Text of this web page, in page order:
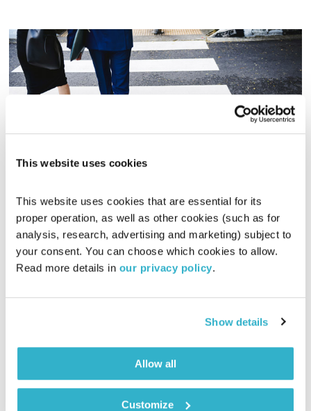
This website uses cookies
This website uses cookies that are essential for its
proper operation, as well as other cookies (such as for
analysis, research, advertising and marketing) subject to
your consent. You can choose which cookies to allow.
Read more details in our privacy policy.
Show details
Allow all
Customize
קבלו תיקון
שמואל שאול ושי אביבי
06.10.13
00:56:51
שמואל שאול ושי אביבי בשעה שמציעה פרספקטיבה אחרת על כסף